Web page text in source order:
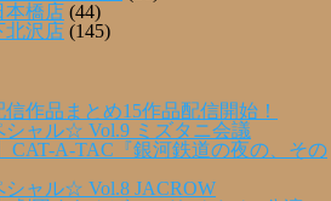
本橋店 (44)
北沢店 (145)
信作品まとめ15作品配信開始！
シャル☆ Vol.9 ミズタニ会議
CAT-A-TAC『銀河鉄道の夜の、その
ャル☆ Vol.8 JACROW